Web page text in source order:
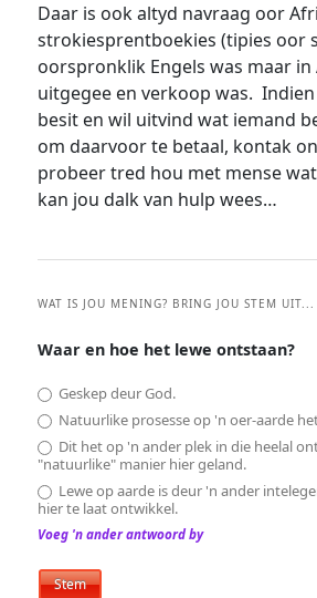
Daar is ook altyd navraag oor
strokiesprentboekies (tipies oor
oorspronklik Engels was maar in
uitgegee en verkoop was.
besit en wil uitvind wat iemand
om daarvoor te betaal, kontak
probeer tred hou met mense
kan jou dalk van hulp wees…
WAT IS JOU MENING? BRING JOU STEM UIT...
Waar en hoe het lewe ontstaan?
Geskep deur God.
Natuurlike prosesse op 'n oer-aarde
Dit het op 'n ander plek in die heelal
"natuurlike" manier hier geland.
Lewe op aarde is deur 'n ander
hier te laat ontwikkel.
Voeg 'n ander antwoord by